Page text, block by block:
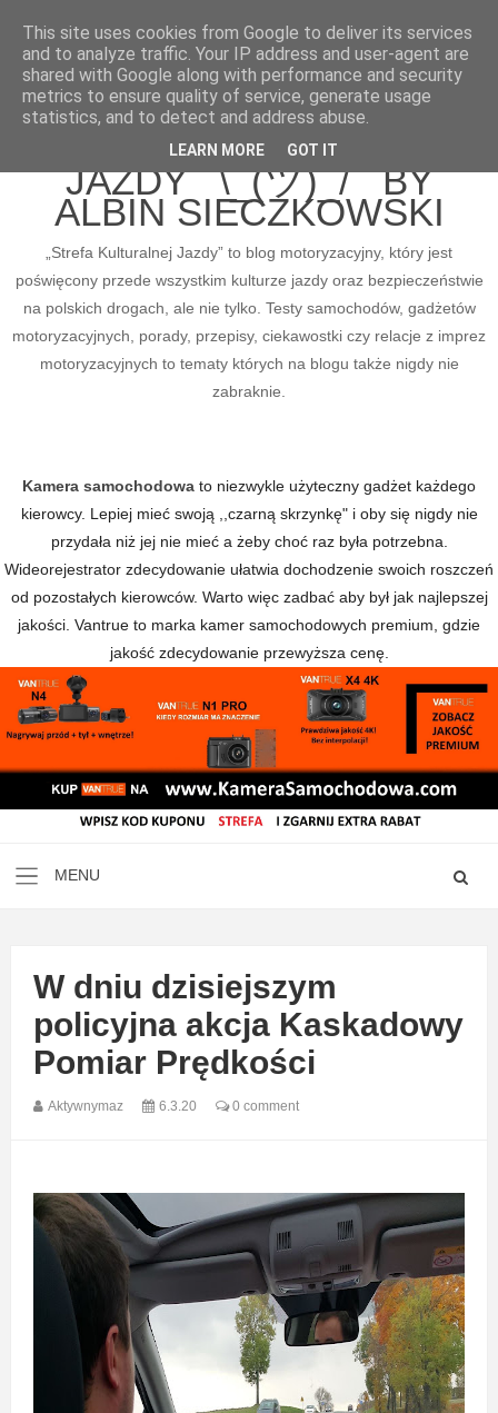
BLOG MOTORYZACYJNY
STREFA KULTURALNEJ
JAZDY ¯\_(ツ)_/¯ BY
ALBIN SIECZKOWSKI
„Strefa Kulturalnej Jazdy” to blog motoryzacyjny, który jest
poświęcony przede wszystkim kulturze jazdy oraz bezpieczeństwie
na polskich drogach, ale nie tylko. Testy samochodów, gadżetów
motoryzacyjnych, porady, przepisy, ciekawostki czy relacje z imprez
motoryzacyjnych to tematy których na blogu także nigdy nie
zabraknie.
Kamera samochodowa to niezwykle użyteczny gadżet każdego
kierowcy. Lepiej mieć swoją ,,czarną skrzynkę" i oby się nigdy nie
przydała niż jej nie mieć a żeby choć raz była potrzebna.
Wideorejestrator zdecydowanie ułatwia dochodzenie swoich roszczeń
od pozostałych kierowców. Warto więc zadbać aby był jak najlepszej
jakości. Vantrue to marka kamer samochodowych premium, gdzie
jakość zdecydowanie przewyższa cenę.
W dniu dzisiejszym
policyjna akcja Kaskadowy
Pomiar Prędkości
Aktywnymaz 6.3.20 0 comment
This site uses cookies from Google to deliver its services
and to analyze traffic. Your IP address and user-agent are
shared with Google along with performance and security
metrics to ensure quality of service, generate usage
statistics, and to detect and address abuse.
LEARN MORE GOT IT